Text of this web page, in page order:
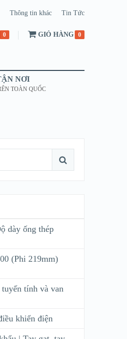
Thông tin khác Tin Tức
0 GIỎ HÀNG 0
NƠI
TOÀN QUỐC
dày ống thép
(Phi 219mm)
tính và van
khiển điện